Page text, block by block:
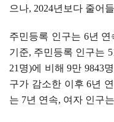
으나, 2024년보다 줄어
주민등록 인구는 6년 연
기준, 주민등록 인구는
21 명)에 비해9만9843명
구가 감소한 이후6년
는 7년 연속, 여자 인구는